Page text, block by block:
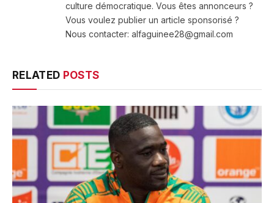
culture démocratique. Vous êtes annonceurs ?
Vous voulez publier un article sponsorisé ?
Nous contacter: alfaguinee28@gmail.com
RELATED POSTS